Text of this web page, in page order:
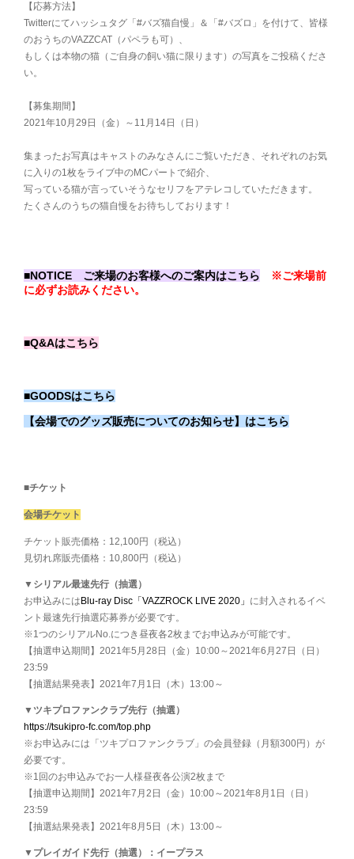
【応募方法】
Twitterにてハッシュタグ「#バズ猫自慢」＆「#バズロ」を付けて、皆様
のおうちのVAZZCAT（パペラも可）、
もしくは本物の猫（ご自身の飼い猫に限ります）の写真をご投稿くださ
い。
【募集期間】
2021年10月29日（金）～11月14日（日）
集まったお写真はキャストのみなさんにご覧いただき、それぞれのお気
に入りの1枚をライブ中のMCパートで紹介、
写っている猫が言っていそうなセリフをアテレコしていただきます。
たくさんのうちの猫自慢をお待ちしております！
■NOTICE ご来場のお客様へのご案内はこちら ※ご来場前
に必ずお読みください。
■Q&Aはこちら
■GOODSはこちら
【会場でのグッズ販売についてのお知らせ】はこちら
■チケット
会場チケット
チケット販売価格：12,100円（税込）
見切れ席販売価格：10,800円（税込）
▼シリアル最速先行（抽選）
お申込みにはBlu-ray Disc「VAZZROCK LIVE 2020」 に封入されるイベ
ント最速先行抽選応募券が必要です。
※1つのシリアルNo.につき昼夜各2枚までお申込みが可能です。
【抽選申込期間】2021年5月28日（金）10:00～2021年6月27日（日）
23:59
【抽選結果発表】2021年7月1日（木）13:00～
▼ツキプロファンクラブ先行（抽選）
https://tsukipro-fc.com/top.php
※お申込みには「ツキプロファンクラブ」の会員登録（月額300円）が
必要です。
※1回のお申込みでお一人様昼夜各公演2枚まで
【抽選申込期間】2021年7月2日（金）10:00～2021年8月1日（日）
23:59
【抽選結果発表】2021年8月5日（木）13:00～
▼プレイガイド先行（抽選）：イープラス